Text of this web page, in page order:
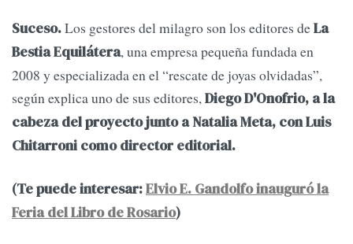
Suceso.Los gestores del milagro son los editores deLa
Bestia Equilátera, una empresa pequeña fundada en
2008 y especializada en el “rescate de joyas olvidadas”,
según explica uno de sus editores,Diego D'Onofrio, a la
cabeza del proyecto junto a Natalia Meta, con Luis
Chitarroni como director editorial.
(Te puede interesar:Elvio E. Gandolfo inauguró la
Feria del Libro de Rosario)